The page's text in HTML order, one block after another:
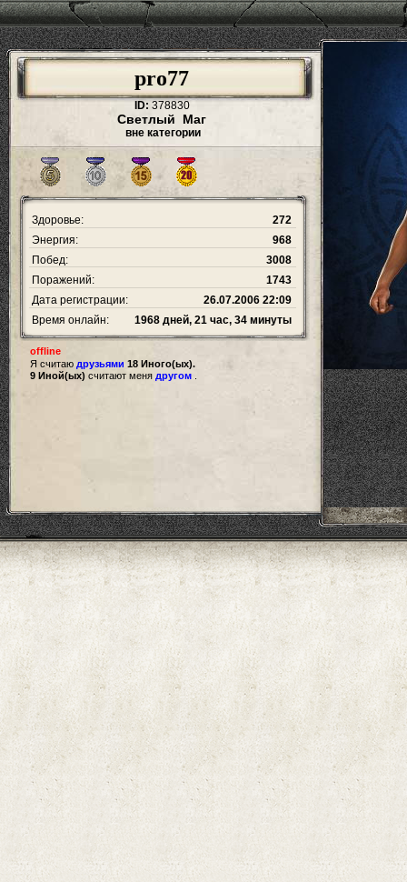
pro77
ID: 378830
Светлый Маг
вне категории
Здоровье:
272
Энергия:
968
Побед:
3008
Поражений:
1743
Дата регистрации:
26.07.2006 22:09
Время онлайн:
1968 дней, 21 час, 34 минуты
offline
Я считаю друзьями 18 Иного(ых).
9 Иной(ых) считают меня другом